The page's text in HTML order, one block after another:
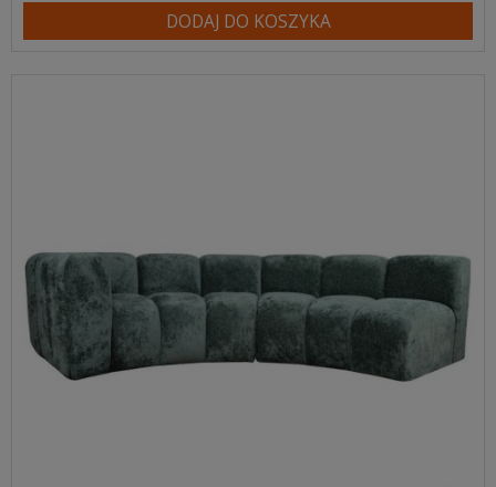
DODAJ DO KOSZYKA